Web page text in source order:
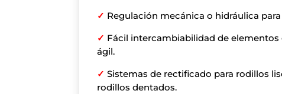
✓ Regulación mecánica o hidráulica
✓ Fácil intercambiabilidad de
ágil.
✓Sistemas de rectificado para rodillos
rodillos dentados.